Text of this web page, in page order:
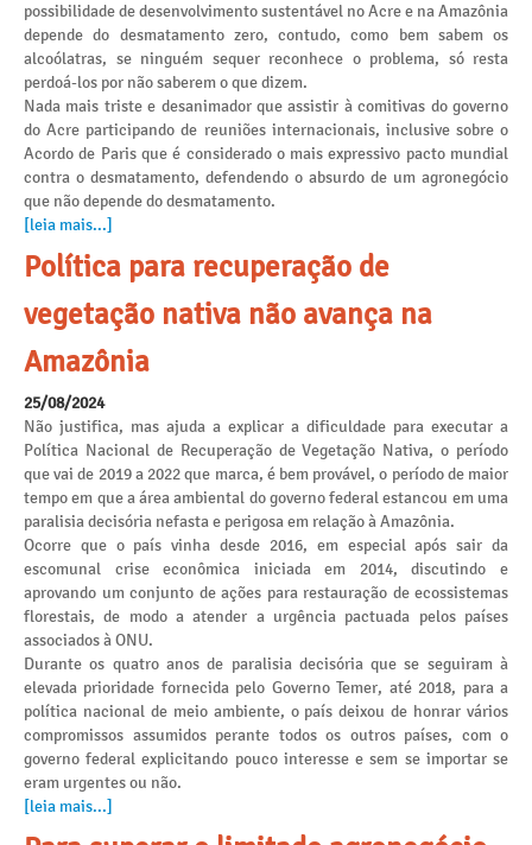
possibilidade de desenvolvimento sustentável no Acre e na Amazônia
depende do desmatamento zero, contudo, como bem sabem os
alcoólatras, se ninguém sequer reconhece o problema, só resta
perdoá-los por não saberem o que dizem.
Nada mais triste e desanimador que assistir à comitivas do governo
do Acre participando de reuniões internacionais, inclusive sobre o
Acordo de Paris que é considerado o mais expressivo pacto mundial
contra o desmatamento, defendendo o absurdo de um agronegócio
que não depende do desmatamento.
[leia mais...]
Política para recuperação de
vegetação nativa não avança na
Amazônia
25/08/2024
Não justifica, mas ajuda a explicar a dificuldade para executar a
Política Nacional de Recuperação de Vegetação Nativa, o período
que vai de 2019 a 2022 que marca, é bem provável, o período de maior
tempo em que a área ambiental do governo federal estancou em uma
paralisia decisória nefasta e perigosa em relação à Amazônia.
Ocorre que o país vinha desde 2016, em especial após sair da
escomunal crise econômica iniciada em 2014, discutindo e
aprovando um conjunto de ações para restauração de ecossistemas
florestais, de modo a atender a urgência pactuada pelos países
associados à ONU.
Durante os quatro anos de paralisia decisória que se seguiram à
elevada prioridade fornecida pelo Governo Temer, até 2018, para a
política nacional de meio ambiente, o país deixou de honrar vários
compromissos assumidos perante todos os outros países, com o
governo federal explicitando pouco interesse e sem se importar se
eram urgentes ou não.
[leia mais...]